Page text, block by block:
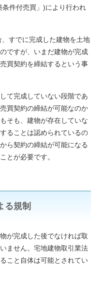
件付売買」)により行われ
すでに完成した建物を土地
ですが、いまだ建物が完成
買契約を締結するという事
て完成していない段階であ
買契約の締結が可能なのか
そも、建物が存在していな
ることは認められているの
ら契約の締結が可能になる
とが必要です。
る規制
が完成した後でなければ取
ません。宅地建物取引業法
こと自体は可能とされてい